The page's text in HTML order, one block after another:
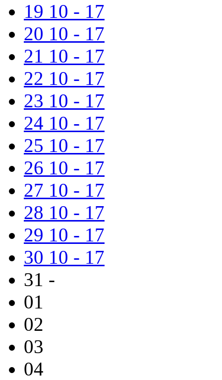
19 10 - 17
20 10 - 17
21 10 - 17
22 10 - 17
23 10 - 17
24 10 - 17
25 10 - 17
26 10 - 17
27 10 - 17
28 10 - 17
29 10 - 17
30 10 - 17
31 -
01
02
03
04